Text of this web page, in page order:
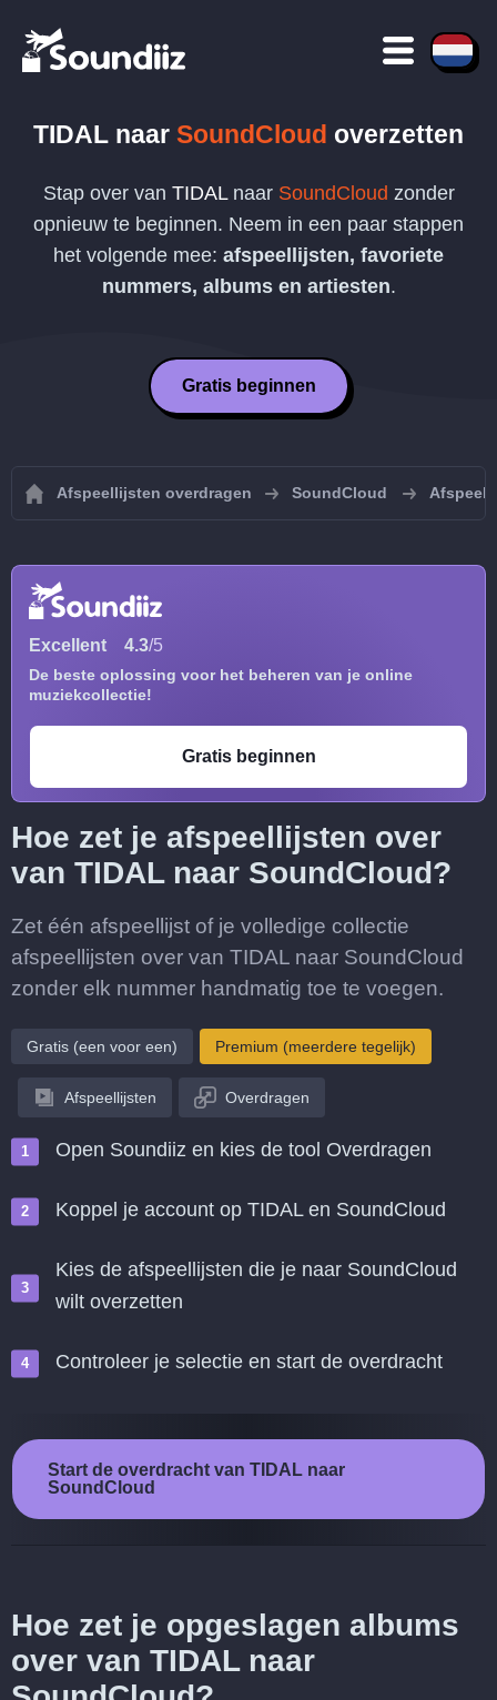
TIDAL naar SoundCloud overzetten
Stap over van TIDALnaar SoundCloud zonder
opnieuw te beginnen. Neem in een paar stappen
het volgende mee: afspeellijsten, favoriete
nummers, albums en artiesten.
Gratis beginnen
Afspeellijsten overdragen SoundCloud
Excellent 4.3/5
De beste oplossing voor het beheren van je online
muziekcollectie!
Gratis beginnen
Hoe zet je afspeellijsten over
van TIDAL naar SoundCloud?
Zet één afspeellijst of je volledige collectie
afspeellijsten over van TIDAL naar SoundCloud
zonder elk nummer handmatig toe te voegen.
Gratis (een voor een) Premium (meerdere tegelijk)
Afspeellijsten Overdragen
Open Soundiiz en kies de tool Overdragen
Koppel je account op TIDAL en SoundCloud
Kies de afspeellijsten die je naar SoundCloud
wilt overzetten
Controleer je selectie en start de overdracht
Start de overdracht van TIDAL naar
SoundCloud
Hoe zet je opgeslagen albums
over van TIDAL naar